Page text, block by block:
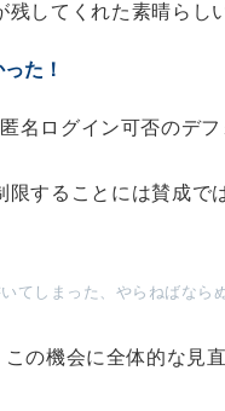
してくれた素晴らし
た！
名ログイン可否のデフ
することには賛成
てしまった、やらねばなら
の機会に全体的な見